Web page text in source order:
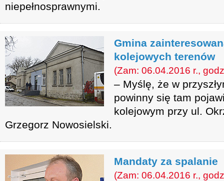
niepełnosprawnymi.
Gmina
kolejowych terenów
(Zam: 06.04.2016 r.,
– Myślę, że w
powinny się tam
kolejowym przy ul.
Grzegorz Nowosielski.
Mandaty za spalanie
(Zam: 06.04.2016 r.,